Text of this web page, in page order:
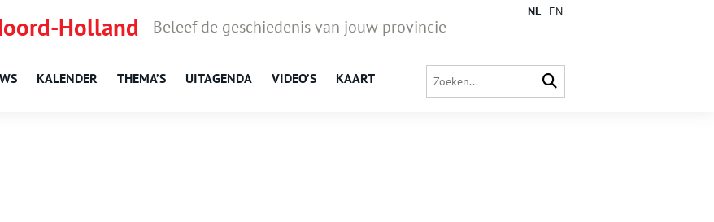
Holland Beleef de geschiedenis van jouw provincie
KALENDER THEMA’S UITAGENDA VIDEO’S KAART
NL EN